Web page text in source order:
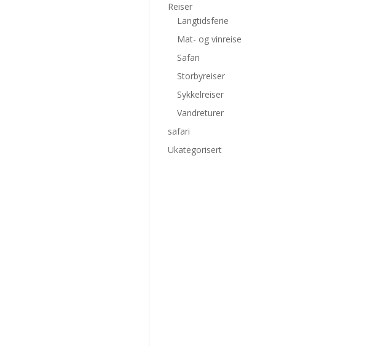
Reiser
Langtidsferie
Mat- og vinreise
Safari
Storbyreiser
Sykkelreiser
Vandreturer
safari
Ukategorisert